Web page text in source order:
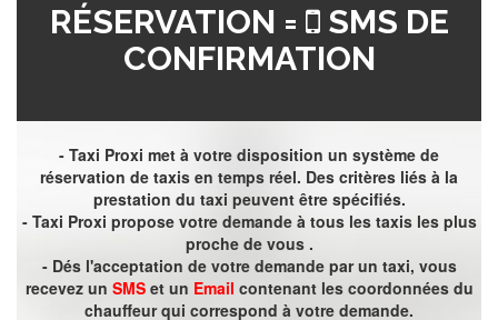
RÉSERVATION =
SMS DE
CONFIRMATION
- Taxi Proxi met à votre disposition un système de
réservation de taxis en temps réel. Des critères liés à la
prestation du taxi peuvent être spécifiés.
- Taxi Proxi propose votre demande à tous les taxis les plus
proche de vous .
- Dés l'acceptation de votre demande par un taxi, vous
recevez un SMSet un Email contenant les coordonnées du
chauffeur qui correspond à votre demande.